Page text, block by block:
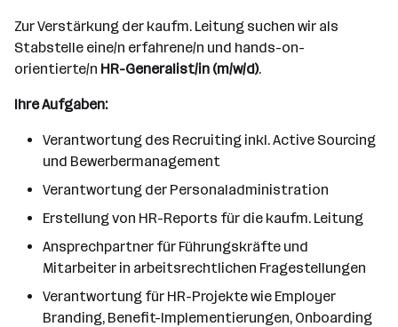
Zur Verstärkung der kaufm. Leitung suchen wir als
Stabstelle eine/n erfahrene/n und hands-on-
orientierte/n HR-Generalist/in (m/w/d).
Ihre Aufgaben:
Verantwortung des Recruiting inkl. Active Sourcing
und Bewerbermanagement
Verantwortung der Personaladministration
Erstellung von HR-Reports für die kaufm. Leitung
Ansprechpartner für Führungskräfte und
Mitarbeiter in arbeitsrechtlichen Fragestellungen
Verantwortung für HR-Projekte wie Employer
Branding, Benefit-Implementierungen, Onboarding